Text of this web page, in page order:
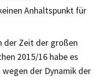
Anhaltspunkt für
der Zeit der großen
2015/16 habe es
der Dynamik der